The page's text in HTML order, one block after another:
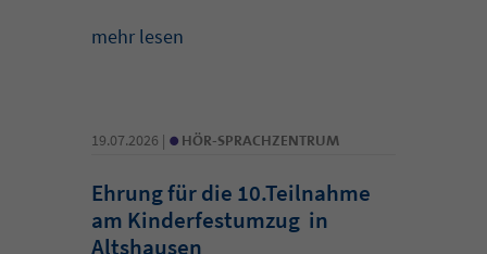
mehr lesen
19.07.2026 | • HÖR-SPRACHZENTRUM
Ehrung für die 10.Teilnahme
am Kinderfestumzug in
Altshausen